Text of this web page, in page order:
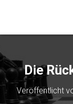
Die
Veröffentlicht